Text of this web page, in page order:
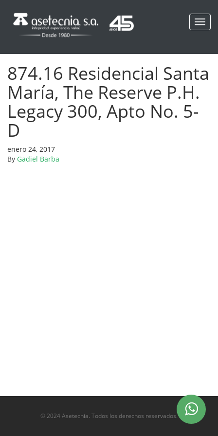
874.16 Residencial Santa
María, The Reserve P.H.
Legacy 300, Apto No. 5-
D
enero 24, 2017
By Gadiel Barba
© 2024 Asetecnia. Todos los derechos reservados.